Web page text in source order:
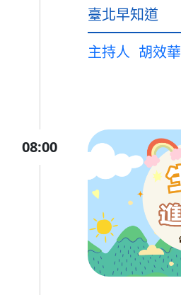
臺北早知道
主持人 胡效華
08:00